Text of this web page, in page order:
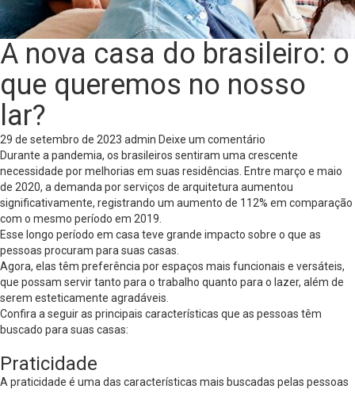
A nova casa do brasileiro: o
que queremos no nosso
lar?
29 de setembro de 2023 admin Deixe um comentário
Durante a pandemia, os brasileiros sentiram uma crescente
necessidade por melhorias em suas residências. Entre março e maio
de 2020, a demanda por serviços de arquitetura aumentou
significativamente, registrando um aumento de 112% em comparação
com o mesmo período em 2019.
Esse longo período em casa teve grande impacto sobre o que as
pessoas procuram para suas casas.
Agora, elas têm preferência por espaços mais funcionais e versáteis,
que possam servir tanto para o trabalho quanto para o lazer, além de
serem esteticamente agradáveis.
Confira a seguir as principais características que as pessoas têm
buscado para suas casas:
Praticidade
A praticidade é uma das características mais buscadas pelas pessoas